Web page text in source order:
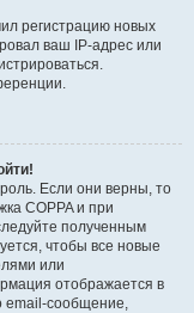
регистрацию новых
ваш IP-адрес или
Если они верны, то
COPPA и при
полученным
чтобы все новые
или
отображается в
email-сообщение,